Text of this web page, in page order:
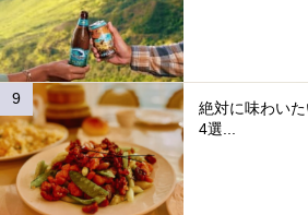
絶対に味わい
4選...